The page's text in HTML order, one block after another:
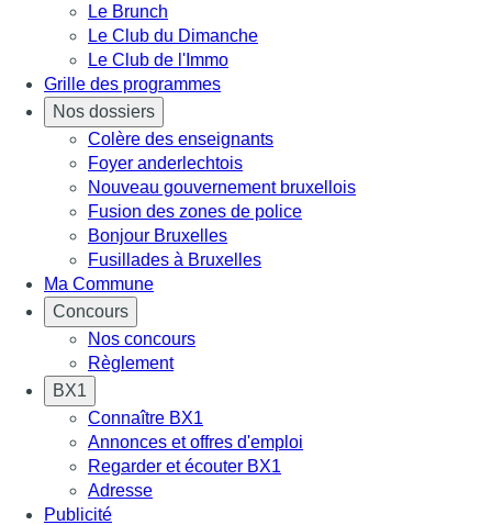
Le Brunch
Le Club du Dimanche
Le Club de l'Immo
Grille des programmes
Nos dossiers
Colère des enseignants
Foyer anderlechtois
Nouveau gouvernement bruxellois
Fusion des zones de police
Bonjour Bruxelles
Fusillades à Bruxelles
Ma Commune
Concours
Nos concours
Règlement
BX1
Connaître BX1
Annonces et offres d'emploi
Regarder et écouter BX1
Adresse
Publicité